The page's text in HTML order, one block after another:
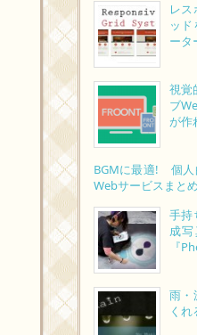
レ
ッ
ータ
視覚
ブ
が作
BGMに最適! 個人
Webサービスまと
手持
成
『
雨・
く